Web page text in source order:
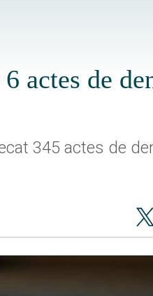
actes de
345 actes de